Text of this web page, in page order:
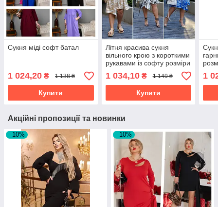
Сукня міді софт батал
1 024,20 ₴ 1 138 ₴
Купити
Літня красива сукня
вільного крою з короткими
рукавами із софту розміри
батал
1 034,10₴ 1 149 ₴
Купити
1
Акційні пропозиції та новинки
–10% –10%